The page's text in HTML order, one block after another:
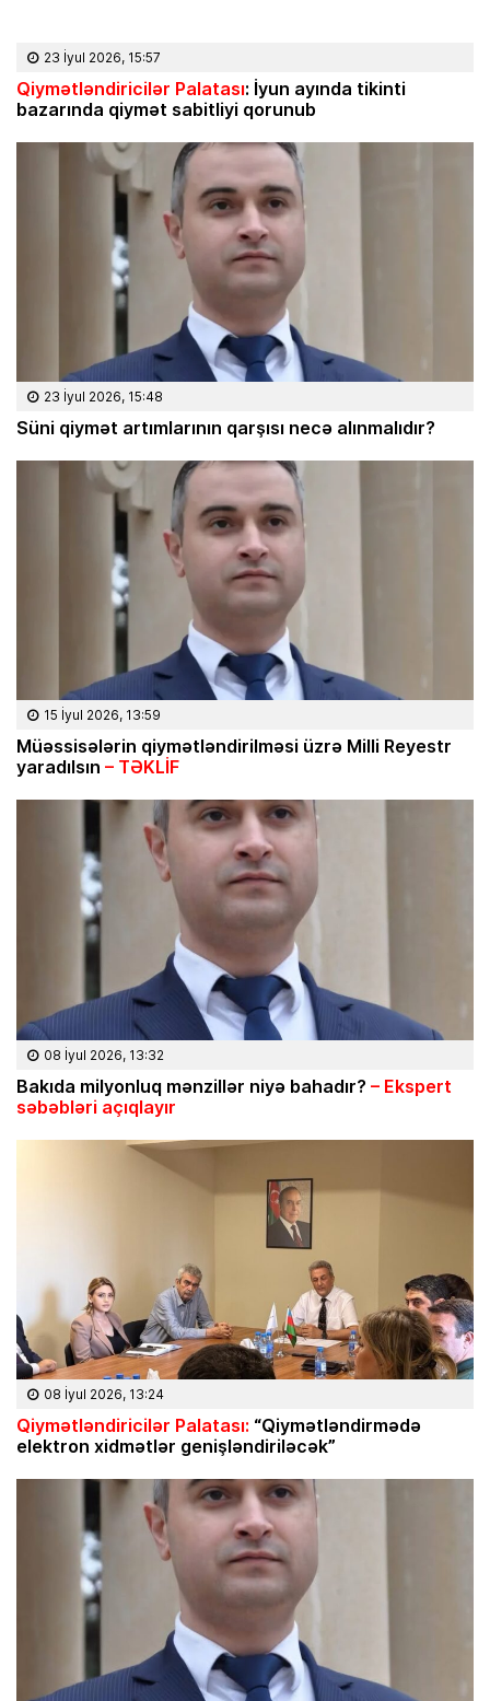
23 İyul 2026, 15:57
Qiymətləndiricilər Palatası: İyun ayında tikinti
bazarında qiymət sabitliyi qorunub
23 İyul 2026, 15:48
Süni qiymət artımlarının qarşısı necə alınmalıdır?
15 İyul 2026, 13:59
Müəssisələrin qiymətləndirilməsi üzrə Milli Reyestr
yaradılsın – TƏKLİF
08 İyul 2026, 13:32
Bakıda milyonluq mənzillər niyə bahadır? – Ekspert
səbəbləri açıqlayır
08 İyul 2026, 13:24
Qiymətləndiricilər Palatası: “Qiymətləndirmədə
elektron xidmətlər genişləndiriləcək”